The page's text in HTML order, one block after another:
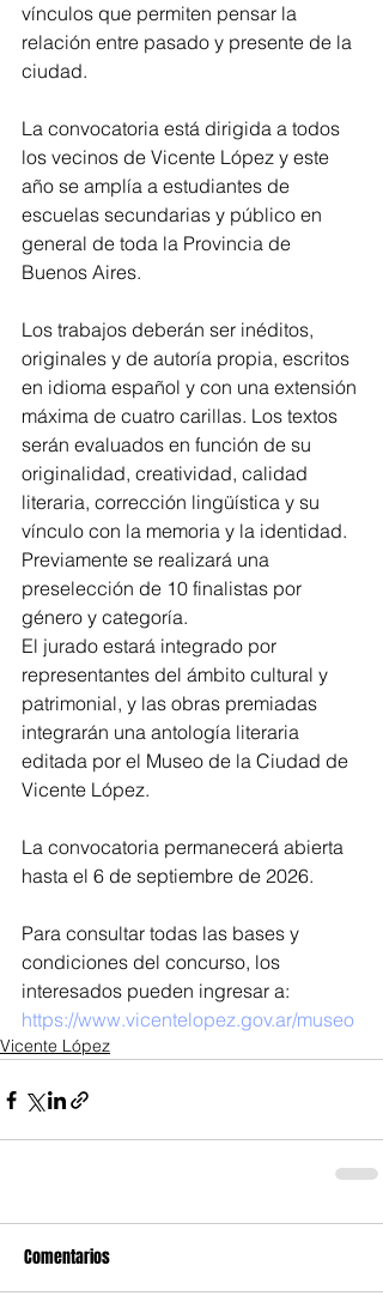
vínculos que permiten pensar la
relación entre pasado y presente de la
ciudad.
La convocatoria está dirigida a todos
los vecinos de Vicente López y este
año se amplía a estudiantes de
escuelas secundarias y público en
general de toda la Provincia de
Buenos Aires.
Los trabajos deberán ser inéditos,
originales y de autoría propia, escritos
en idioma español y con una extensión
máxima de cuatro carillas. Los textos
serán evaluados en función de su
originalidad, creatividad, calidad
literaria, corrección lingüística y su
vínculo con la memoria y la identidad.
Previamente se realizará una
preselección de 10 finalistas por
género y categoría.
El jurado estará integrado por
representantes del ámbito cultural y
patrimonial, y las obras premiadas
integrarán una antología literaria
editada por el Museo de la Ciudad de
Vicente López.
La convocatoria permanecerá abierta
hasta el 6 de septiembre de 2026.
Para consultar todas las bases y
condiciones del concurso, los
interesados pueden ingresar a:
https://www.vicentelopez.gov.ar/museo
Vicente López
Comentarios